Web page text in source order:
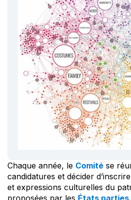
Chaque année, le Comité se
candidatures et décider
et expressions culturelles du
proposées par les États parties